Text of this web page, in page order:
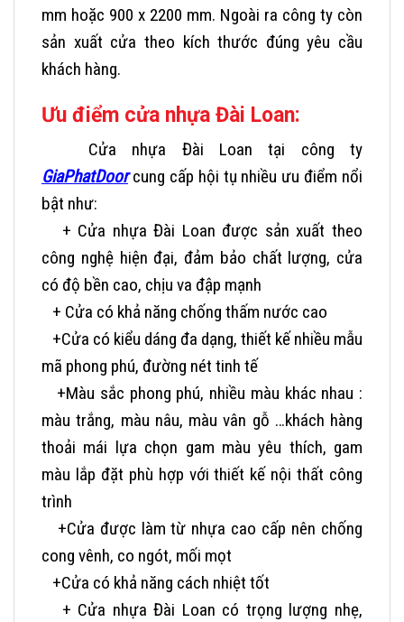
mm hoặc 900 x 2200 mm. Ngoài ra công ty còn
sản xuất cửa theo kích thước đúng yêu cầu
khách hàng.
Ưu điểm cửa nhựa Đài Loan:
Cửa nhựa Đài Loan tại công ty
GiaPhatDoorcung cấp hội tụ nhiều ưu điểm nổi
bật như:
+ Cửa nhựa Đài Loan được sản xuất theo
công nghệ hiện đại, đảm bảo chất lượng, cửa
có độ bền cao, chịu va đập mạnh
+ Cửa có khả năng chống thấm nước cao
+Cửa có kiểu dáng đa dạng, thiết kế nhiều mẫu
mã phong phú, đường nét tinh tế
+Màu sắc phong phú, nhiều màu khác nhau :
màu trắng, màu nâu, màu vân gỗ …khách hàng
thoải mái lựa chọn gam màu yêu thích, gam
màu lắp đặt phù hợp với thiết kế nội thất công
trình
+Cửa được làm từ nhựa cao cấp nên chống
cong vênh, co ngót, mối mọt
+Cửa có khả năng cách nhiệt tốt
+ Cửa nhựa Đài Loan có trọng lượng nhẹ,